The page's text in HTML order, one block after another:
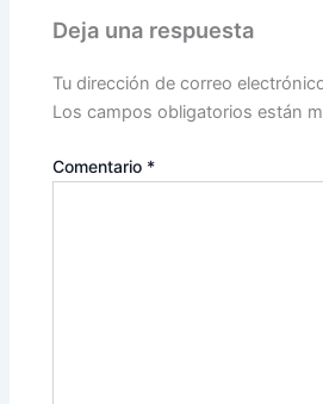
Deja una respuesta
Tu dirección de correo
Los campos obligatorios están
Comentario *